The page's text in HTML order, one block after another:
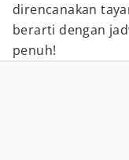
direncanakan
berarti dengan
penuh!